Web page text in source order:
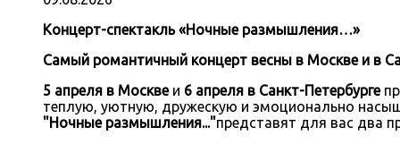
Концерт-спектакль «Ночные размышления…»
Самый романтичный концерт весны в Москве и в
5 апреля в Москве и 6 апреля в Санкт-Петербурге
теплую, уютную, дружескую и эмоционально
"Ночные размышления..."представят для вас два